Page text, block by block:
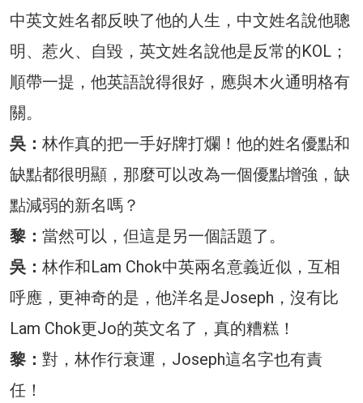
中英文姓名都反映了他的人生，中文姓名說他聰
明、惹火、自毀，英文姓名說他是反常的KOL；
順帶一提，他英語說得很好，應與木火通明格有
關。
吳： 林作真的把一手好牌打爛！他的姓名優點和
缺點都很明顯，那麼可以改為一個優點增強，缺
點減弱的新名嗎？
黎： 當然可以，但這是另一個話題了。
吳： 林作和Lam Chok中英兩名意義近似，互相
呼應，更神奇的是，他洋名是Joseph，沒有比
Lam Chok更Jo的英文名了，真的糟糕！
黎： 對，林作行衰運，Joseph這名字也有責
任！